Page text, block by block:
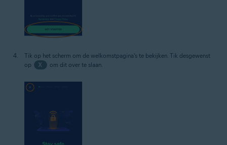
Tik op het scherm om de welkomstpagina's te bekijken. Tik desgewenst
op
X om dit over te slaan.